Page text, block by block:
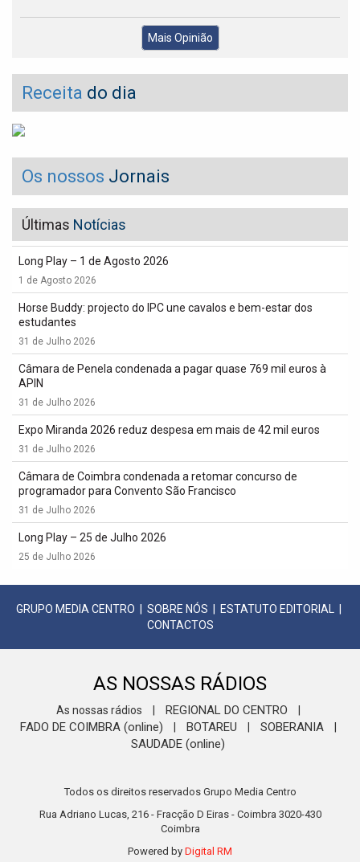
Mais Opinião
Receita do dia
Os nossos Jornais
Últimas Notícias
Long Play – 1 de Agosto 2026
1 de Agosto 2026
Horse Buddy: projecto do IPC une cavalos e bem-estar dos
estudantes
31 de Julho 2026
Câmara de Penela condenada a pagar quase 769 mil euros à
APIN
31 de Julho 2026
Expo Miranda 2026 reduz despesa em mais de 42 mil euros
31 de Julho 2026
Câmara de Coimbra condenada a retomar concurso de
programador para Convento São Francisco
31 de Julho 2026
Long Play – 25 de Julho 2026
25 de Julho 2026
GRUPO MEDIA CENTRO SOBRE NÓS ESTATUTO EDITORIAL
CONTACTOS
AS NOSSAS RÁDIOS
As nossas rádios REGIONAL DO CENTRO
FADO DE COIMBRA (online) BOTAREU SOBERANIA
SAUDADE (online)
Todos os direitos reservados Grupo Media Centro
Rua Adriano Lucas, 216 - Fracção D Eiras - Coimbra 3020-430
Coimbra
Powered by Digital RM